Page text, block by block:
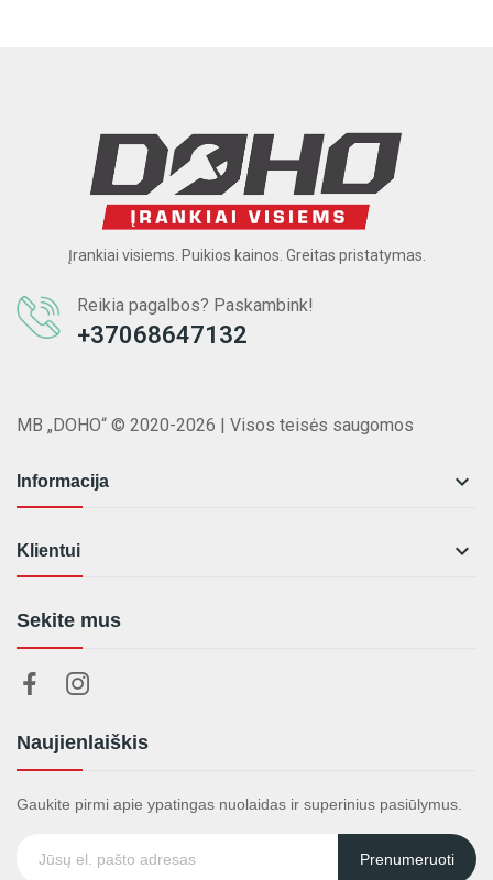
Įrankiai visiems. Puikios kainos. Greitas pristatymas.
Reikia pagalbos? Paskambink!
+37068647132
MB „DOHO“ © 2020-2026 | Visos teisės saugomos
Informacija 
Klientui 
Sekite mus
Naujienlaiškis
Gaukite pirmi apie ypatingas nuolaidas ir superinius pasiūlymus.
Prenumeruoti